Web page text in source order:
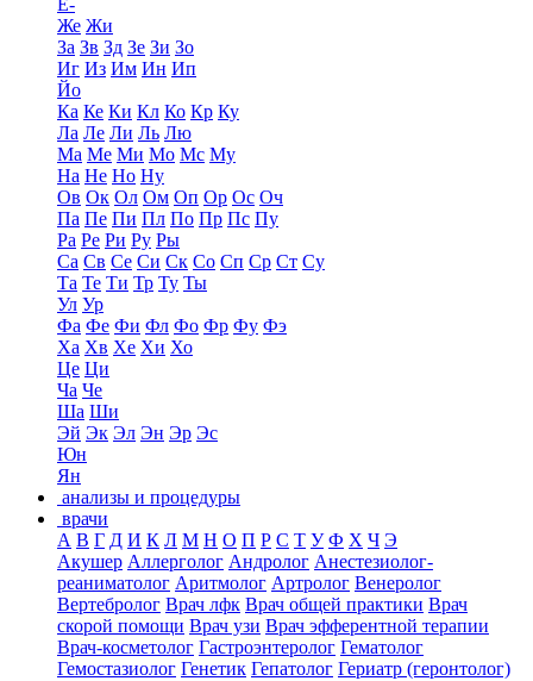
Е-
Же Жи
За Зв Зд Зе Зи Зо
Иг Из Им Ин Ип
Йо
Ка Ке Ки Кл Ко Кр Ку
Ла Ле Ли Ль Лю
Ма Ме Ми Мо Мс Му
На Не Но Ну
Ов Ок Ол Ом Оп Ор Ос Оч
Па Пе Пи Пл По Пр Пс Пу
Ра Ре Ри Ру Ры
Са Св Се Си Ск Со Сп Ср Ст Су
Та Те Ти Тр Ту Ты
Ул Ур
Фа Фе Фи Фл Фо Фр Фу Фэ
Ха Хв Хе Хи Хо
Це Ци
Ча Че
Ша Ши
Эй Эк Эл Эн Эр Эс
Юн
Ян
анализы и процедуры
врачи
А В Г Д И К Л М Н О П Р С Т У Ф Х Ч Э
Акушер Аллерголог Андролог Анестезиолог-
реаниматолог Аритмолог Артролог Венеролог
Вертебролог Врач лфк Врач общей практики Врач
скорой помощи Врач узи Врач эфферентной терапии
Врач-косметолог Гастроэнтеролог Гематолог
Гемостазиолог Генетик Гепатолог Гериатр (геронтолог)